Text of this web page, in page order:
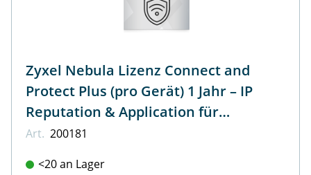
Zyxel Nebula Lizenz Connect and
Protect Plus (pro Gerät) 1 Jahr – IP
Reputation & Application für
NWA110AX, NWA210AX, WAX510D,
Art. 200181
<20 an Lager